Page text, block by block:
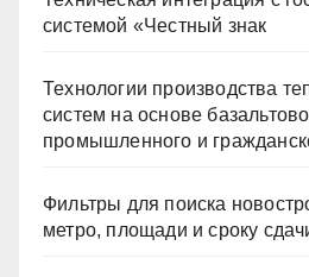
системой «Честный знак
Технологии производства
систем на основе
промышленного и
Фильтры для поиска
метро, площади и сроку